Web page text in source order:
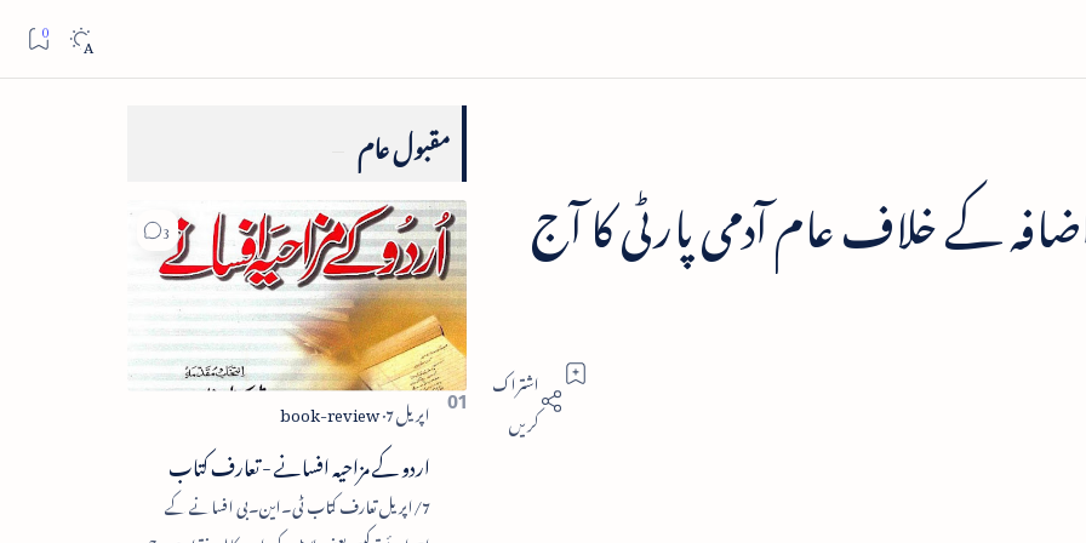
کے خلاف عام آدمی پارٹی کا آج
مقبول عام
اردو کے مزاحیہ افسانے - تعارف کتاب
7/اپریل تعارف کتاب ٹی۔این۔بی افسانے کے